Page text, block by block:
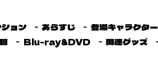
ョン あらすじ 登場キャラクター
Blu-ray&DVD 関連グッズ